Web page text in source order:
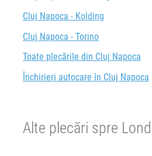
Cluj Napoca - Kolding
Cluj Napoca - Torino
Toate plecările din Cluj Napoca
Închirieri autocare în Cluj Napoca
Alte plecări spre